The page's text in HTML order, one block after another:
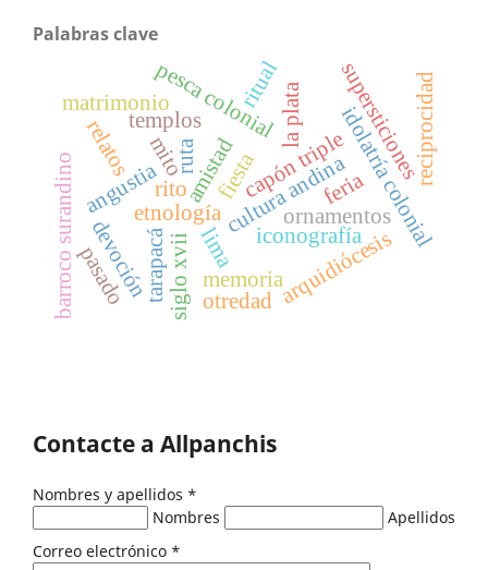
Palabras clave
etnología
amistad
mito cultura andina
angustia
ruta
templos
iconografía
ornamentos
barroco surandino idolatría colonial
capón triple
arquidiócesis
lima
la plata
siglo xvii
pesca colonial
tarapacá
supersticiones
matrimonio
devoción
relatos
pasado
fiesta feria
reciprocidad
ritual
rito
memoria
otredad
Contacte a Allpanchis
Nombres y apellidos *
Nombres
Apellidos
Correo electrónico *